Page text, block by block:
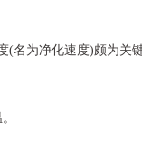
名为净化速度)颇为关